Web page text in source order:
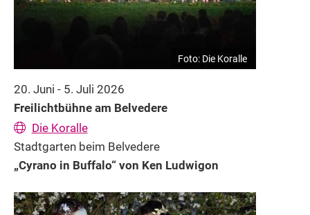
Foto: Die Koralle
20. Juni - 5. Juli 2026
Freilichtbühne am Belvedere
Die Koralle
Stadtgarten beim Belvedere
„Cyrano in Buffalo“ von Ken Ludwigon